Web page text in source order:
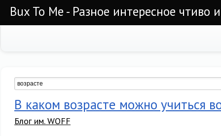
Bux To Me - Разное интересное чтиво
В каком возрасте можно учиться
Блог им. WOFF